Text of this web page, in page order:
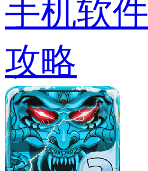
手机软件
攻略